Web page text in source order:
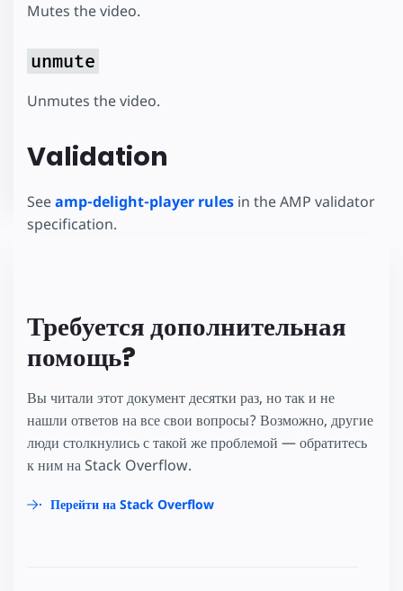
Mutes the video.
unmute
Unmutes the video.
Validation
Seeamp-delight-player rules in the AMP validator
specification.
Требуется дополнительная
помощь?
Вы читали этот документ десятки раз, но так и не
нашли ответов на все свои вопросы? Возможно, другие
люди столкнулись с такой же проблемой — обратитесь
к ним на Stack Overflow.
Перейти на Stack Overflow